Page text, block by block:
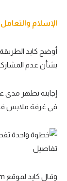
الإسلام
أوضح كايد
بشأن عدم المشاركة
إجابته تظهر مدى
في غرفة ملابس